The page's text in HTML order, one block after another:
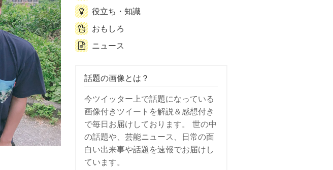
役立ち・知識
おもしろ
ニュース
話題の画像とは？
今ツイッター上で話題になっている
画像付きツイートを解説＆感想付き
で毎日お届けしております。 世の中
の話題や、芸能ニュース、日常の面
白い出来事や話題を速報でお届けし
ています。